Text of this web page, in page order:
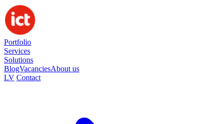
Portfolio
Services
Solutions
BlogVacanciesAbout us
LV Contact